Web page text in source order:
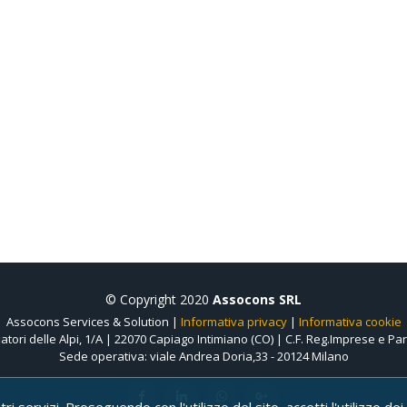
© Copyright 2020 Assocons SRL
Assocons Services & Solution | Informativa privacy| Informativa cookie
delle Alpi, 1/A | 22070 Capiago Intimiano (CO) | C.F. Reg.Imprese e
Sede operativa: viale Andrea Doria,33 - 20124 Milano